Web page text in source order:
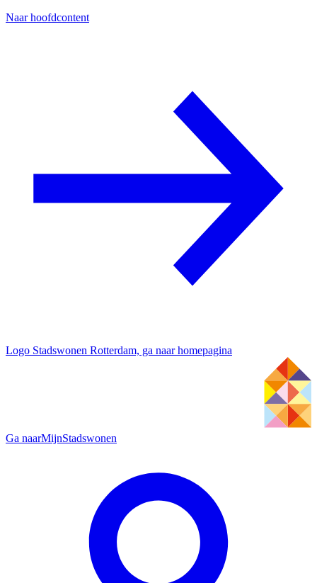
Naar hoofdcontent
Logo Stadswonen Rotterdam, ga naar homepagina
Ga naarMijnStadswonen